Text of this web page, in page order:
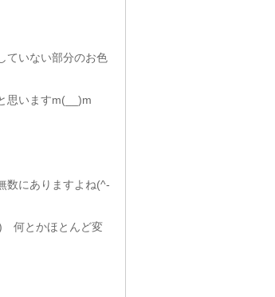
ていない部分のお色
思いますm(__)m
数にありますよね(^-
何とかほとんど変